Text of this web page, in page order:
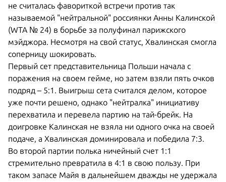
не считалась фавориткой встречи против так
называемой "нейтральной" россиянки Анны Калинской
(WTA № 24) в борьбе за полуфинал парижского
мэйджора. Несмотря на свой статус, Хвалинская смогла
соперницу шокировать.
Первый сет представительница Польши начала с
поражения на своем гейме, но затем взяли пять очков
подряд – 5:1. Выигрыш сета считался делом, которое
уже почти решено, однако "нейтралка" инициативу
перехватила и перевела партию на тай-брейк. На
доигровке Калинская не взяла ни одного очка на своей
подаче, а Хвалинская доминировала и победила 7:3.
Во второй партии полька ничейный счет 1:1
стремительно превратила в 4:1 в свою пользу. При
таком запасе Майя в дальнейшем дважды не удержала